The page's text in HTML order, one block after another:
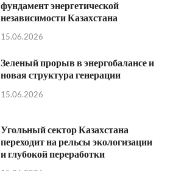
фундамент энергетической
независимости Казахстана
15.06.2026
Зеленый прорыв в энергобалансе и
новая структура генерации
15.06.2026
Угольный сектор Казахстана
переходит на рельсы экологизации
и глубокой переработки